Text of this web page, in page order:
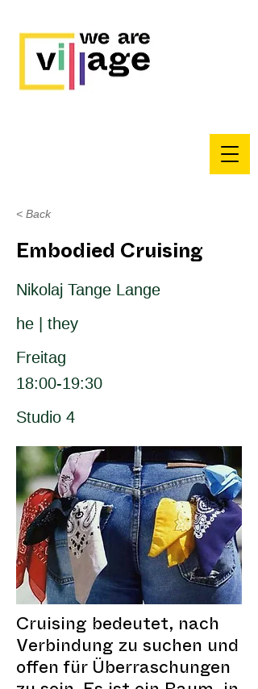
< Back
Embodied Cruising
Nikolaj Tange Lange
he | they
Freitag
18:00-19:30
Studio 4
Cruising bedeutet, nach
Verbindung zu suchen und
offen für Überraschungen